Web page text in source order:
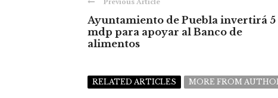
Ayuntamiento de Puebla invertirá 5
mdp para apoyar al Banco de
alimentos
RELATED ARTICLES MORE FROM